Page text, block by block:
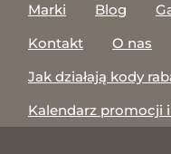
Marki
Blog
Kontakt
O nas
Jak działają kody
Kalendarz promocji